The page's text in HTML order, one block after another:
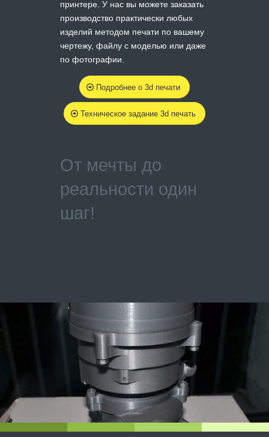
принтере. У нас вы можете заказать
производство практически любых
изделий методом печати по вашему
чертежу, файлу с моделью или даже
по фотографии.
Подробнее о 3d печати
Техническое задание 3d печать
От мечты до
реальности один
шаг!